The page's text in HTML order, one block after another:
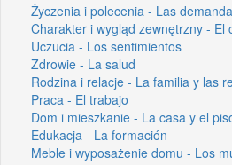
Życzenia i polecenia - Las
Charakter i wygląd zewnętrzny - El
Uczucia - Los sentimientos
Zdrowie - La salud
Rodzina i relacje - La familia y las
Praca - El trabajo
Dom i mieszkanie - La casa y el
Edukacja - La formación
Meble i wyposażenie domu - Los